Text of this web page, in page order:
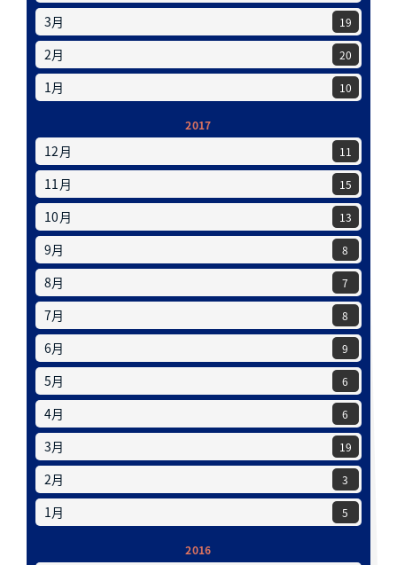
3月 19
2月 20
1月 10
2017
12月 11
11月 15
10月 13
9月 8
8月 7
7月 8
6月 9
5月 6
4月 6
3月 19
2月 3
1月 5
2016